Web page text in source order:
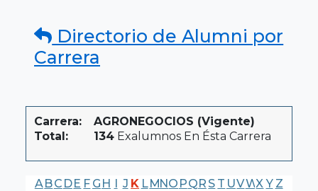
Directorio de Alumni por
Carrera
Carrera:
AGRONEGOCIOS (Vigente)
Total:
134 Exalumnos En Ésta Carrera
A BC DE F G H I J K LMNO PQR S T UVWX Y Z